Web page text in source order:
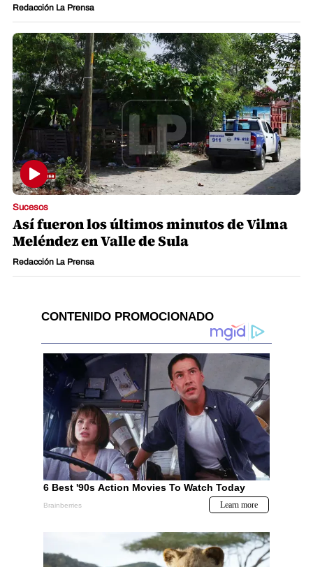
Redacción La Prensa
Sucesos
Así fueron los últimos minutos de Vilma
Meléndez en Valle de Sula
Redacción La Prensa